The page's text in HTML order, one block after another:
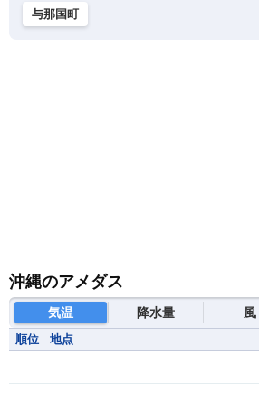
与那国町
沖縄のアメダス
気温 降水量 風
順位 地点